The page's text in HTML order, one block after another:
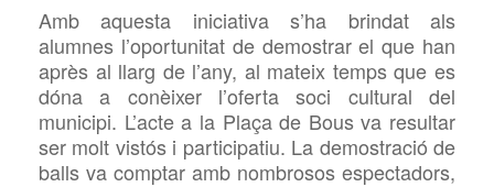
Amb aquesta iniciativa s’ha brindat als
alumnes l’oportunitat de demostrar el que han
après al llarg de l’any, al mateix temps que es
dóna a conèixer l’oferta soci cultural del
municipi. L’acte a la Plaça de Bous va resultar
ser molt vistós i participatiu. La demostració de
balls va comptar amb nombrosos espectadors,